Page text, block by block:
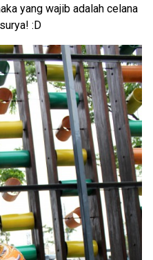
yang wajib adalah celana
:D